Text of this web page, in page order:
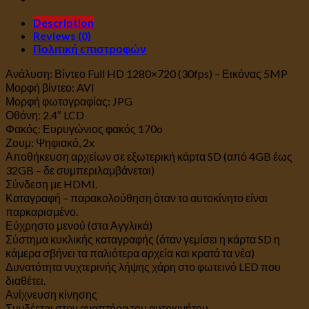
HD
quantity
Description
Reviews (0)
Πολιτική επιστροφών
Ανάλυση: Βίντεο Full HD 1280×720 (30fps) – Εικόνας 5MP
Μορφή βίντεο: AVI
Μορφή φωτογραφίας: JPG
Οθόνη: 2.4″ LCD
Φακός: Ευρυγώνιος φακός 170o
Ζουμ: Ψηφιακό, 2x
Αποθήκευση αρχείων σε εξωτερική κάρτα SD (από 4GB έως
32GB – δε συμπεριλαμβάνεται)
Σύνδεση με HDMI.
Καταγραφή – παρακολούθηση όταν το αυτοκίνητο είναι
παρκαρισμένο.
Εύχρηστο μενού (στα Αγγλικά)
Σύστημα κυκλικής καταγραφής (όταν γεμίσει η κάρτα SD η
κάμερα σβήνει τα παλιότερα αρχεία και κρατά τα νέα)
Δυνατότητα νυχτερινής λήψης χάρη στο φωτεινό LED που
διαθέτει.
Ανίχνευση κίνησης